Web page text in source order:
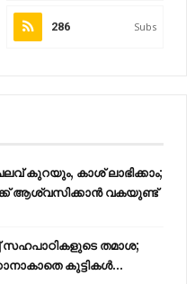
286 Subs
കുറയും, കാശ് ലാഭിക്കാം;
ആശ്വസിക്കാൻ വകയുണ്ട്
സഹപാഠികളുടെ തമാശ;
കുട്ടികൾ...